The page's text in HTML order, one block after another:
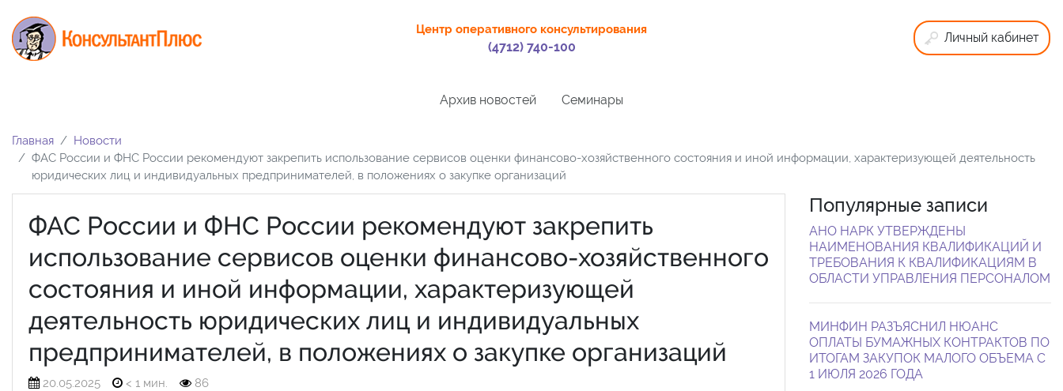
Центр оперативного консультирования
(4712) 740-100
Личный кабинет
Архив новостей Семинары
Главная
Новости
ФАС России и ФНС России рекомендуют закрепить использование сервисов оценки финансово-хозяйственного состояния и иной информации, характеризующей деятельность
юридических лиц и индивидуальных предпринимателей, в положениях о закупке организаций
ФАС России и ФНС России рекомендуют закрепить
использование сервисов оценки финансово-хозяйственного
состояния и иной информации, характеризующей
деятельность юридических лиц и индивидуальных
предпринимателей, в положениях о закупке организаций
20.05.2025 < 1 мин. 86
Популярные записи
АНО НАРК УТВЕРЖДЕНЫ
НАИМЕНОВАНИЯ КВАЛИФИКАЦИЙ И
ТРЕБОВАНИЯ К КВАЛИФИКАЦИЯМ В
ОБЛАСТИ УПРАВЛЕНИЯ ПЕРСОНАЛОМ
МИНФИН РАЗЪЯСНИЛ НЮАНС
ОПЛАТЫ БУМАЖНЫХ КОНТРАКТОВ ПО
ИТОГАМ ЗАКУПОК МАЛОГО ОБЪЕМА С
1 ИЮЛЯ 2026 ГОДА